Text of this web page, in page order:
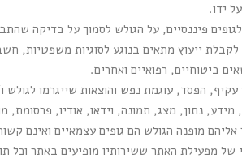
ידו.
פיננסיים, על הגולש לסמוך על בדיקה
לקבלת ייעוץ מתאים בנוגע לסוגיות משפטיות,
ביטוחיים, רפואיים ואחרים.
הפסד, עוגמת נפש והוצאות שייגרמו
נתון, מצג, תמונה, וידאו, אודיו, פרסומת,
אליהם מופנה הגולש הם גופים עצמאיים ואינם
מפעילת האתר ששירותיו מופיעים באתר וכל